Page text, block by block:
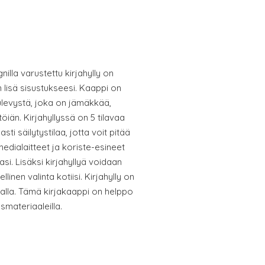
varustettu kirjahylly on
sisustukseesi. Kaappi on
joka on jämäkkää,
Kirjahyllyssä on 5 tilavaa
säilytystilaa, jotta voit pitää
ja koriste-esineet
Lisäksi kirjahyllyä voidaan
valinta kotiisi. Kirjahylly on
Tämä kirjakaappi on helppo